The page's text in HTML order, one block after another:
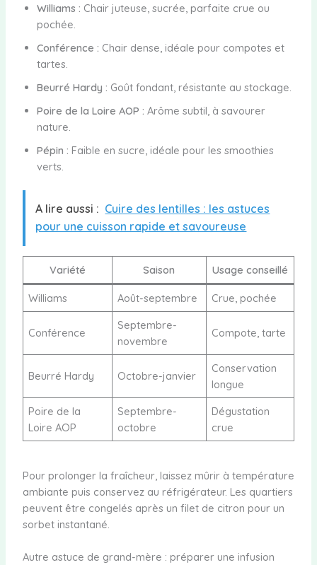
Williams : Chair juteuse, sucrée, parfaite crue ou
pochée.
Conférence : Chair dense, idéale pour compotes et
tartes.
Beurré Hardy : Goût fondant, résistante au stockage.
Poire de la Loire AOP : Arôme subtil, à savourer
nature.
Pépin : Faible en sucre, idéale pour les smoothies
verts.
A lire aussi : Cuire des lentilles : les astuces
pour une cuisson rapide et savoureuse
Variété Saison Usage conseillé
Williams Août-septembre Crue, pochée
Conférence
Septembre-
novembre
Compote, tarte
Beurré Hardy Octobre-janvier
Conservation
longue
Poire de la
Loire AOP
Septembre-
octobre
Dégustation
crue
Pour prolonger la fraîcheur, laissez mûrir à température
ambiante puis conservez au réfrigérateur. Les quartiers
peuvent être congelés après un filet de citron pour un
sorbet instantané.
Autre astuce de grand-mère : préparer une infusion